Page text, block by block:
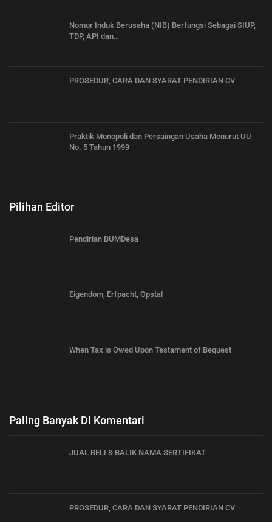
Nomor Induk Berusaha (NIB) Berfungsi Sebagai SIUP,
TDP, API dan…
PROSEDUR, CARA DAN SYARAT PENDIRIAN CV
Praktik Monopoli dan Persaingan Usaha Menurut UU
No. 5 Tahun 1999
Pilihan Editor
Pendirian BUMDesa
Eigendom, Erfpacht, Opstal
When Tax is Owed Upon Testament of Bequest
Paling Banyak Di Komentari
JUAL BELI & BALIK NAMA SERTIFIKAT
PROSEDUR, CARA DAN SYARAT PENDIRIAN CV